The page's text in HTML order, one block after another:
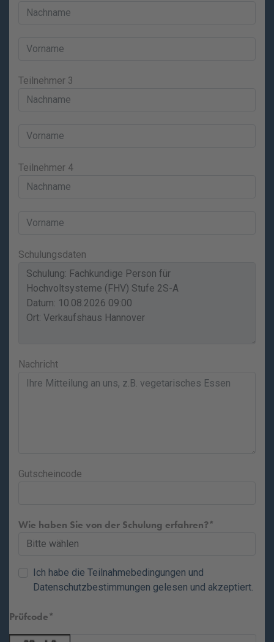
Teilnehmer 3
Teilnehmer 4
Schulungsdaten
Nachricht
Gutscheincode
Wie haben Sie von der Schulung erfahren?
Ich habe die Teilnahmebedingungen und
Datenschutzbestimmungen gelesen und akzeptiert.
Prüfcode